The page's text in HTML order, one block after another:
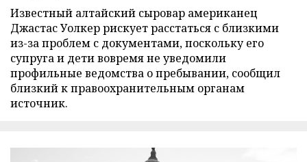
Известный алтайский сыровар американец
Джастас Уолкер рискует расстаться с близкими
из-за проблем с документами, поскольку его
супруга и дети вовремя не уведомили
профильные ведомства о пребывании, сообщил
близкий к правоохранительным органам
источник.